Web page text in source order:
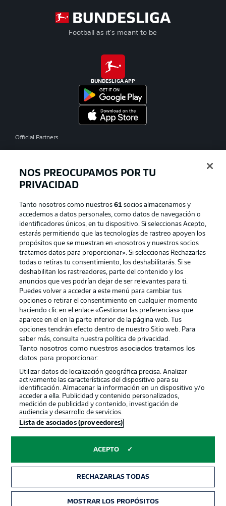
Football as it's meant to be
BUNDESLIGA APP
Official Partners
Publicidad Aviso legal
Gestionar las preferencias Declaracion de privacidad
Canales Trabajos
Jugadores Condiciones de uso
Sello Editorial Contacto
© 2026 Bundesliga-Gruppe GmbH
Elegir idioma
Modo
NOS PREOCUPAMOS POR TU
PRIVACIDAD
Tanto nosotros como nuestros61 socios almacenamos y
accedemos a datos personales, como datos de navegación o
identificadores únicos, en tu dispositivo. Si seleccionas Acepto,
estarás permitiendo que las tecnologías de rastreo apoyen los
propósitos que se muestran en «nosotros y nuestros socios
tratamos datos para proporcionar». Si seleccionas Rechazarlas
todas o retiras tu consentimiento, los deshabilitarás. Si se
deshabilitan los rastreadores, parte del contenido y los
anuncios que ves podrían dejar de ser relevantes para ti.
Puedes volver a acceder a este menú para cambiar tus
opciones o retirar el consentimiento en cualquier momento
haciendo clic en el enlace «Gestionar las preferencias» que
aparece en el en la parte inferior de la página web. Tus
opciones tendrán efecto dentro de nuestro Sitio web. Para
saber más, consulta nuestra política de privacidad.
Tanto nosotros como nuestros asociados tratamos los
datos para proporcionar:
Utilizar datos de localización geográfica precisa. Analizar
activamente las características del dispositivo para su
identificación. Almacenar la información en un dispositivo y/o
acceder a ella. Publicidad y contenido personalizados,
medición de publicidad y contenido, investigación de
audiencia y desarrollo de servicios.
Lista de asociados (proveedores)
ACEPTO
RECHAZARLAS TODAS
MOSTRAR LOS PROPÓSITOS